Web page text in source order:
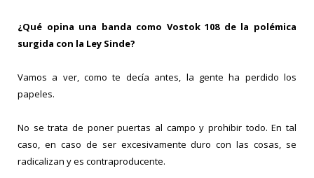
¿Qué opina una banda como Vostok 108 de la polémica
surgida con la Ley Sinde?
Vamos a ver, como te decía antes, la gente ha perdido los
papeles.
No se trata de poner puertas al campo y prohibir todo. En tal
caso, en caso de ser excesivamente duro con las cosas, se
radicalizan y es contraproducente.